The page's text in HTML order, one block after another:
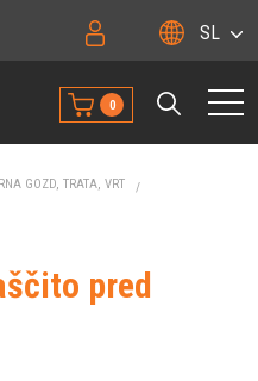
SL
0
GOZD, TRATA, VRT
pred